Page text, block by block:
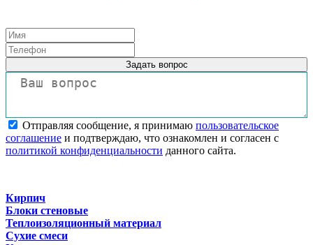
Задать вопрос
Отправляя сообщение, я принимаю пользовательское
соглашение и подтверждаю, что ознакомлен и согласен с
политикой конфиденциальности данного сайта.
Кирпич
Блоки стеновые
Теплоизоляционный материал
Сухие смеси